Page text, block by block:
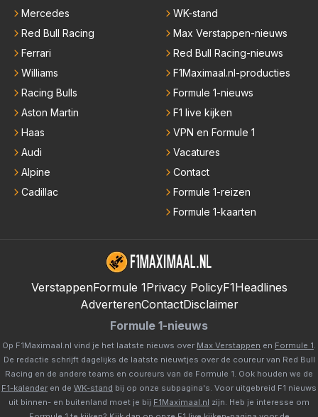
Mercedes
Red Bull Racing
Ferrari
Williams
Racing Bulls
Aston Martin
Haas
Audi
Alpine
Cadillac
WK-stand
Max Verstappen-nieuws
Red Bull Racing-nieuws
F1Maximaal.nl-producties
Formule 1-nieuws
F1 live kijken
VPN en Formule 1
Vacatures
Contact
Formule 1-reizen
Formule 1-kaarten
VerstappenFormule 1Privacy PolicyF1Headlines
AdverterenContactDisclaimer
Formule 1-nieuws
Op F1Maximaal.nl vind je het laatste nieuws over Max Verstappen en Formule 1
De redactie schrijft dagelijks de laatste nieuwtjes over de coureur van Red Bull
Racing en de andere teams en coureurs van de Formule 1. Ook houden we de
F1-kalender en de WK-stand bij op onze subpagina's. Voor uitgebreid F1 nieuws
uit binnen- en buitenland moet je bij F1Maximaal.nl zijn. Heb je interesse om